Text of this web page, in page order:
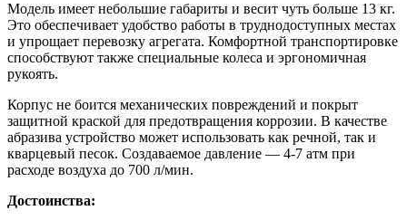
Модель имеет небольшие габариты и весит чуть больше 13 кг.
Это обеспечивает удобство работы в труднодоступных местах
и упрощает перевозку агрегата. Комфортной транспортировке
способствуют также специальные колеса и эргономичная
рукоять.
Корпус не боится механических повреждений и покрыт
защитной краской для предотвращения коррозии. В качестве
абразива устройство может использовать как речной, так и
кварцевый песок. Создаваемое давление — 4-7 атм при
расходе воздуха до 700 л/мин.
Достоинства: